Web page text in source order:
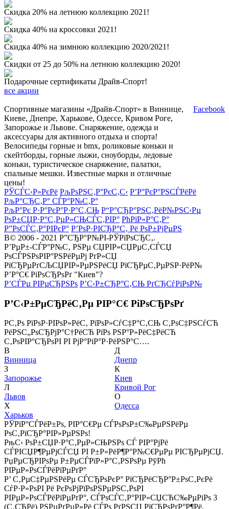
Скидка 20% на летнюю коллекцию 2021!
Скидка 40% на кроссовки 2021!
Скидка 40% на зимнюю коллекцию 2020/2021!
Скидки от 25 до 50% на летнюю коллекцию 2020!
Подарочные сертификаты Драйв-Спорт!
все акции
Спортивные магазины «Драйв-Спорт» в Виннице,
Киеве, Днепре, Харькове, Одессе, Кривом Роге,
Запорожье и Львове. Снаряжение, одежда и
аксессуары для активного отдыха и спорта!
Велосипеды горные и bmx, роликовые коньки и
скейтборды, горные лыжи, сноуборды, ледовые
коньки, туристическое снаряжение, палатки,
спальные мешки. Известные марки и отличные
цены!
Facebook
РЎСЃС‹Р»РєРё РљРѕРЅС‚Р°РєС‚С‹ Р’Р°РєР°РЅСЃРёРё
РљР°СЂС‚Р° СЃР°Р№С‚Р°
РљР°Рє Р·Р°РєР°Р·Р°С‚СЊ Р“Р°СЂР°РЅС‚РёР№РЅС‹Рµ
РѕР±СЏР·Р°С‚РµР»СЊСЃС‚РІР° РћРїР»Р°С‚Р°
Р”РѕСЃС‚Р°РІРєР° Р’РѕР·РІСЂР°С‚ Рё РѕР±РјРµРЅ
В© 2006 - 2021 Р”СЂР°Р№РІ-РЎРїРѕСЂС‚.
Р’РµР±-СЃР°Р№С‚ РЅРµ СЏРІР»СЏРµС‚СЃСЏ
РѕСЃРЅРѕРІР°РЅРёРµРј РґР»СЏ
РїСЂРµРґСЉСЏРІР»РµРЅРёСЏ РїСЂРµС‚РµРЅР·РёР№
Р’Р°С€ РіРѕСЂРѕРґ "Киев"?
Р’СЃРµ РІРµСЂРЅРѕ Р’С‹Р±СЂР°С‚СЊ РґСЂСѓРіРѕР№
Р’С‹Р±РµСЂРёС‚Рµ РІР°С€ РіРѕСЂРѕРґ
Р­С‚Рѕ РїРѕР·РІРѕР»РёС‚ РїРѕР»СѓС‡Р°С‚СЊ С‚РѕС‡РЅСѓСЋ
РёРЅС„РѕСЂРјР°С†РёСЋ РїРѕ РЅР°Р»РёС‡РёСЋ
С‚РѕРІР°СЂРѕРІ РІ РјР°РіР°Р·РёРЅР°С….
В
Винница
З
Запорожье
Л
Львов
Х
Харьков
Д
Днепр
К
Киев
Кривой Рог
О
Одесса
РЎРїР°СЃРёР±Рѕ, РІР°С€Рµ СЃРѕРѕР±С‰РµРЅРёРµ
РѕС‚РїСЂР°РІР»РµРЅРѕ!
РњС‹ РѕР±СЏР·Р°С‚РµР»СЊРЅРѕ СЃ РІР°РјРё
СЃРІСЏР¶РµРјСЃСЏ РІ Р±Р»РёР¶Р°Р№С€РµРµ РІСЂРµРјСЏ.
РџРµСЂРІРѕРµ Р±РµСЃРїР»Р°С‚РЅРѕРµ РўРћ
РІРµР»РѕСЃРёРїРµРґР°
Р’ С‚РµС‡РµРЅРёРµ СЃСЂРѕРєР° РїСЂРёСЂР°Р±РѕС‚РєРё
СѓР·Р»РѕРІ Рё РєРѕРјРїРѕРЅРµРЅС‚РѕРІ
РІРµР»РѕСЃРёРїРµРґР°, СЃРѕСЃС‚Р°РІР»СЏСЋС‰РµРіРѕ 3
(С‚СЂРё) РЅРµРґРµР»Рё СЃРѕ РґРЅСЏ РїСЂРѕРґР°Р¶Рё,